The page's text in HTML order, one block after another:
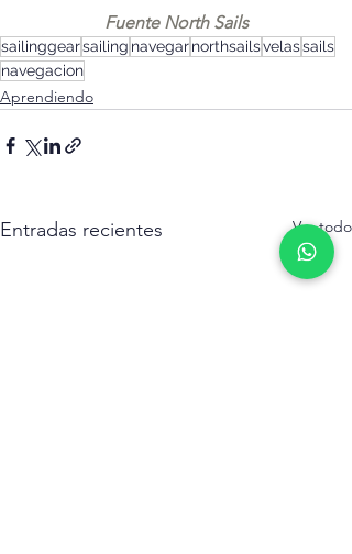
Fuente North Sails
sailinggearsailing navegarnorthsailsvelassails
navegacion
Aprendiendo
Entradas recientes Ver todo